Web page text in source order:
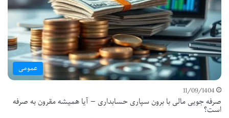
عمومی
11/09/1404
صرفه جویی مالی با برون سپاری حسابداری — آیا همیشه مقرون به صرفه
است؟